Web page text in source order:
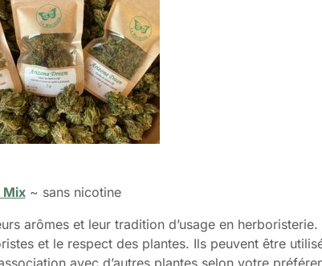
Mix~ sans nicotine
arômes et leur tradition d’usage en
et le respect des plantes. Ils peuvent être
avec d’autres plantes selon votre